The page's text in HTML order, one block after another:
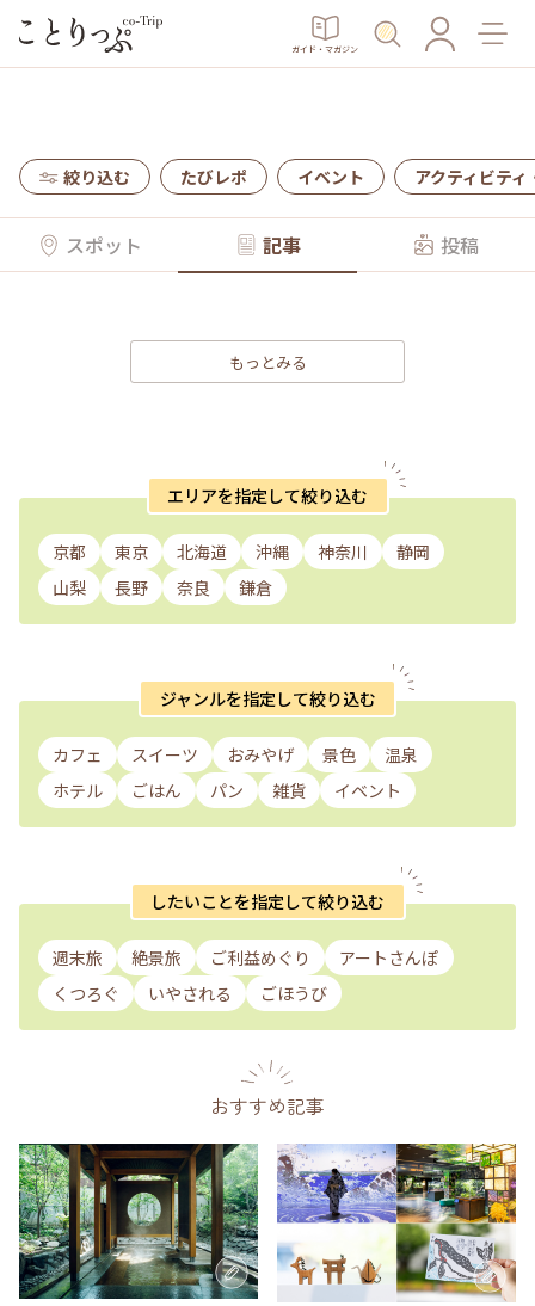
ガイド・マガジン
絞り込む たびレポ イベント アクティビティ
スポット 記事 投稿
もっとみる
エリアを指定して絞り込む
京都 東京 北海道 沖縄 神奈川
静岡
山梨
長野 奈良 鎌倉
ジャンルを指定して絞り込む
カフェ スイーツ おみやげ 景色
温泉
ホテル
ごはん パン 雑貨 イベント
したいことを指定して絞り込む
週末旅 絶景旅 ご利益めぐり
アートさんぽ
くつろぐ
いやされる ごほうび
おすすめ記事